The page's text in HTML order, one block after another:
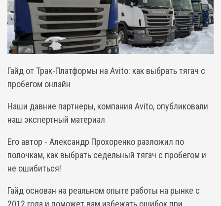
Гайд от Трак-Платформы на Avito: как выбрать тягач с
пробегом онлайн
Наши давние партнеры, компания Avito, опубликовали
наш экспертный материал
Его автор - Александр Прохоренко разложил по
полочкам, как выбрать седельный тягач с пробегом и
не ошибиться!
Гайд основан на реальном опыте работы на рынке с
2012 года и поможет вам избежать ошибок при